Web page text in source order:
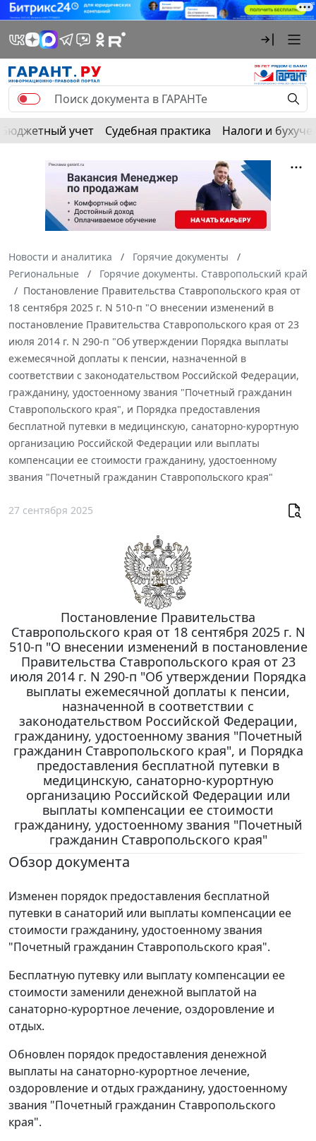
Бюджетный учет Судебная практика Налоги и
Новости и аналитика
Горячие документы
Региональные
Горячие документы. Ставропольский край
Постановление Правительства Ставропольского края от
18 сентября 2025 г. N 510-п "О внесении изменений в
постановление Правительства Ставропольского края от 23
июля 2014 г. N 290-п "Об утверждении Порядка выплаты
ежемесячной доплаты к пенсии, назначенной в
соответствии с законодательством Российской Федерации,
гражданину, удостоенному звания "Почетный гражданин
Ставропольского края", и Порядка предоставления
бесплатной путевки в медицинскую, санаторно-курортную
организацию Российской Федерации или выплаты
компенсации ее стоимости гражданину, удостоенному
звания "Почетный гражданин Ставропольского края"
27 сентября 2025
Постановление Правительства
Ставропольского края от 18 сентября 2025 г. N
510-п "О внесении изменений в постановление
Правительства Ставропольского края от 23
июля 2014 г. N 290-п "Об утверждении Порядка
выплаты ежемесячной доплаты к пенсии,
назначенной в соответствии с
законодательством Российской Федерации,
гражданину, удостоенному звания "Почетный
гражданин Ставропольского края", и Порядка
предоставления бесплатной путевки в
медицинскую, санаторно-курортную
организацию Российской Федерации или
выплаты компенсации ее стоимости
гражданину, удостоенному звания "Почетный
гражданин Ставропольского края"
Обзор документа
Изменен порядок предоставления бесплатной
путевки в санаторий или выплаты компенсации ее
стоимости гражданину, удостоенному звания
"Почетный гражданин Ставропольского края".
Бесплатную путевку или выплату компенсации ее
стоимости заменили денежной выплатой на
санаторно-курортное лечение, оздоровление и
отдых.
Обновлен порядок предоставления денежной
выплаты на санаторно-курортное лечение,
оздоровление и отдых гражданину, удостоенному
звания "Почетный гражданин Ставропольского
края".